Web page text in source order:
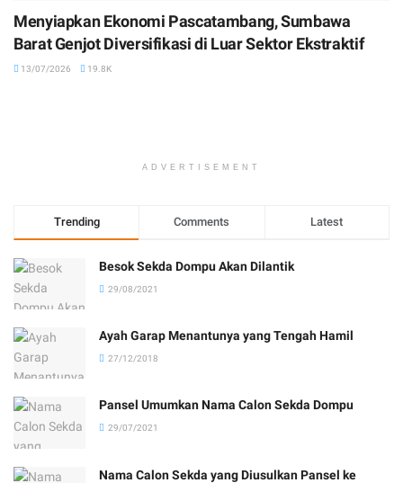
Menyiapkan Ekonomi Pascatambang, Sumbawa
Barat Genjot Diversifikasi di Luar Sektor Ekstraktif
13/07/2026 19.8K
ADVERTISEMENT
Trending Comments Latest
Besok Sekda Dompu Akan Dilantik
29/08/2021
Ayah Garap Menantunya yang Tengah Hamil
27/12/2018
Pansel Umumkan Nama Calon Sekda Dompu
29/07/2021
Nama Calon Sekda yang Diusulkan Pansel ke